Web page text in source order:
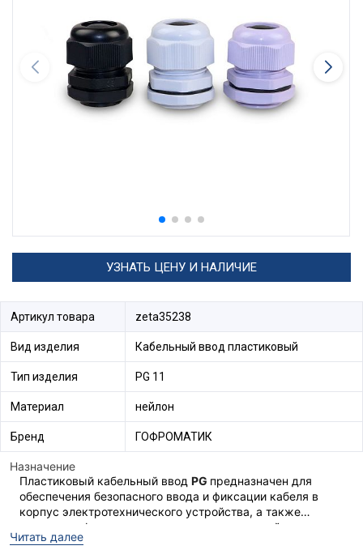
УЗНАТЬ ЦЕНУ И НАЛИЧИЕ
Артикул товара zeta35238
Вид изделия Кабельный ввод пластиковый
Тип изделия PG 11
Материал нейлон
Бренд ГОФРОМАТИК
Назначение
Пластиковый кабельный ввод PG предназначен для
обеспечения безопасного ввода и фиксации кабеля в
корпус электротехнического устройства, а также
выполняет функцию поддержания заявленной степени
защиты оболочки по
Состав комплекта:
Читать далее